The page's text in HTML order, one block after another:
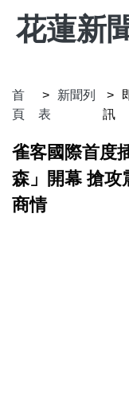
花蓮新
首
頁
新聞列
表
訊
雀客國際首度
森」開幕 搶攻
商情